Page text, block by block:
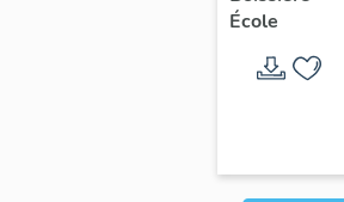
un
sanglier à
ses
École